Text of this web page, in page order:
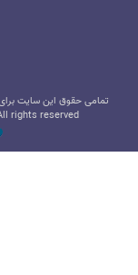
تمامی حقوق این سایت
rights reserved